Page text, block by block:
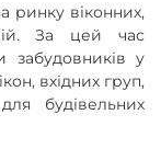
ринку віконних,
За цей час
забудовників у
вхідних груп,
будівельних